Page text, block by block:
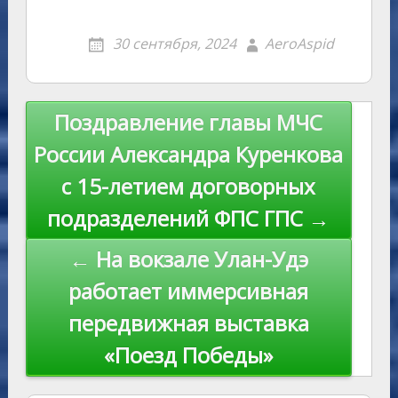
kl
as
s
ni
ki
er u
r
n
al
a
m
A
p
p
e u
er
e
st
er ai
l
p
y
Li
n
k
30 сентября, 2024 AeroAspid
Навигация
по
Поздравление главы МЧС
России Александра Куренкова
с 15-летием договорных
подразделений ФПС ГПС →
← На вокзале Улан-Удэ
работает иммерсивная
передвижная выставка
«Поезд Победы»